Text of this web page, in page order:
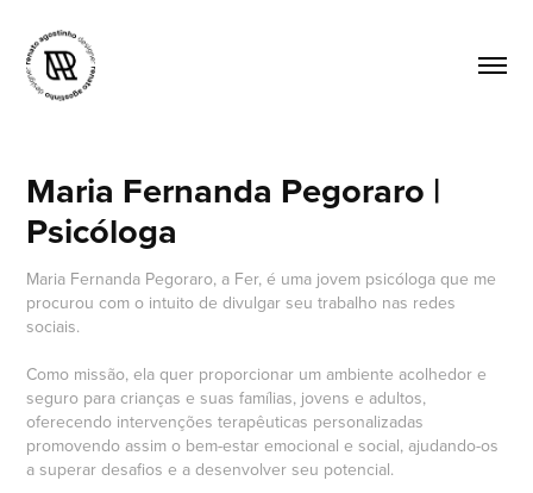
Maria Fernanda Pegoraro |
Psicóloga
Maria Fernanda Pegoraro, a Fer, é uma jovem psicóloga que me
procurou com o intuito de divulgar seu trabalho nas redes
sociais.
Como missão, ela quer proporcionar um ambiente acolhedor e
seguro para crianças e suas famílias, jovens e adultos,
oferecendo intervenções terapêuticas personalizadas
promovendo assim o bem-estar emocional e social, ajudando-os
a superar desafios e a desenvolver seu potencial.